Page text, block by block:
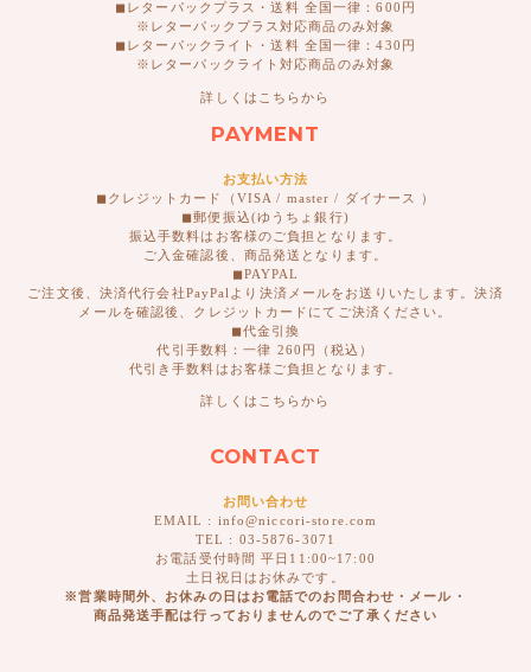
◼︎レターパックプラス・送料 全国一律：600円
※レターパックプラス対応商品のみ対象
◼︎レターパックライト・送料 全国一律：430円
※レターパックライト対応商品のみ対象
詳しくはこちらから
PAYMENT
お支払い方法
◼︎クレジットカード（VISA / master / ダイナース ）
◼︎郵便振込(ゆうちょ銀行)
振込手数料はお客様のご負担となります。
ご入金確認後、商品発送となります。
◼︎PAYPAL
ご注文後、決済代行会社PayPalより決済メールをお送りいたします。決済
メールを確認後、クレジットカードにてご決済ください。
◼︎代金引換
代引手数料：一律 260円（税込）
代引き手数料はお客様ご負担となります。
詳しくはこちらから
CONTACT
お問い合わせ
EMAIL : info@niccori-store.com
TEL : 03-5876-3071
お電話受付時間 平日11:00~17:00
土日祝日はお休みです。
※営業時間外、お休みの日はお電話でのお問合わせ・メール・
商品発送手配は行っておりませんのでご了承ください